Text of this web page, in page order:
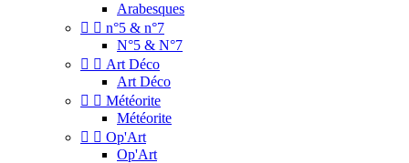
Arabesques
  n°5 & n°7
N°5 & N°7
  Art Déco
Art Déco
  Météorite
Météorite
  Op'Art
Op'Art